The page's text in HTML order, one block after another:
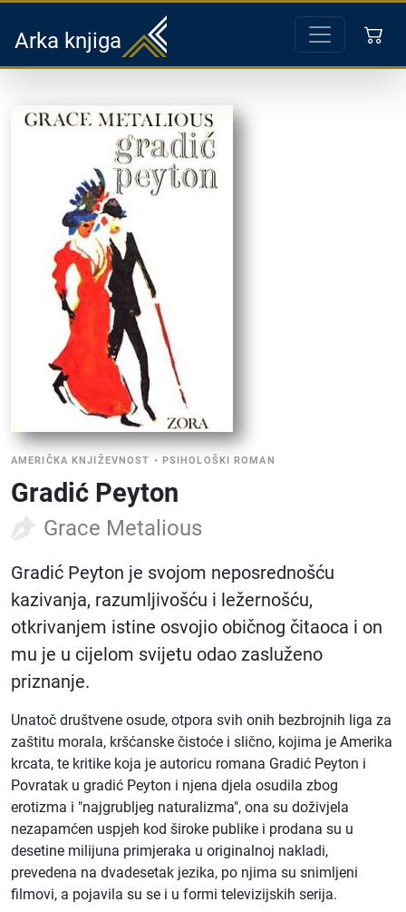
Arka knjiga
AMERIČKA KNJIŽEVNOST • PSIHOLOŠKI ROMAN
Gradić Peyton
Grace Metalious
Gradić Peyton je svojom neposrednošću
kazivanja, razumljivošću i ležernošću,
otkrivanjem istine osvojio običnog čitaoca i on
mu je u cijelom svijetu odao zasluženo
priznanje.
Unatoč društvene osude, otpora svih onih bezbrojnih liga za
zaštitu morala, kršćanske čistoće i slično, kojima je Amerika
krcata, te kritike koja je autoricu romana Gradić Peyton i
Povratak u gradić Peyton i njena djela osudila zbog
erotizma i "najgrubljeg naturalizma", ona su doživjela
nezapamćen uspjeh kod široke publike i prodana su u
desetine milijuna primjeraka u originalnoj nakladi,
prevedena na dvadesetak jezika, po njima su snimljeni
filmovi, a pojavila su se i u formi televizijskih serija.